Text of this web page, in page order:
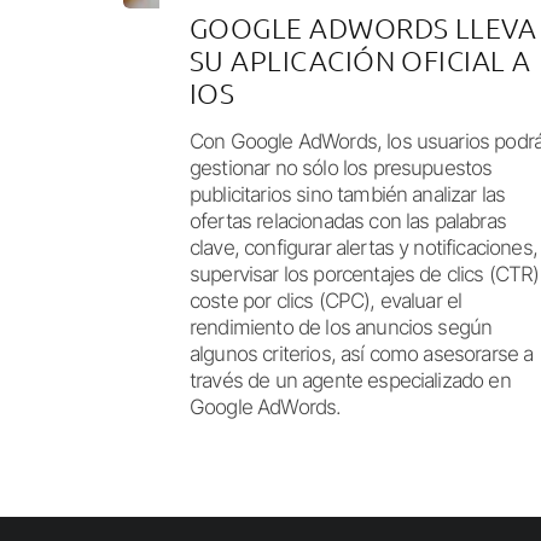
GOOGLE ADWORDS LLEVA
SU APLICACIÓN OFICIAL A
IOS
Con Google AdWords, los usuarios
gestionar no sólo los presupuestos
publicitarios sino también analizar las
ofertas relacionadas con las palabras
clave, configurar alertas y notificaciones,
supervisar los porcentajes de clics
coste por clics (CPC), evaluar el
rendimiento de los anuncios según
algunos criterios, así como asesorarse a
través de un agente especializado en
Google AdWords.